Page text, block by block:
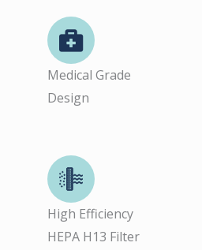
Medical Grade
Design
High Efficiency
HEPA H13 Filter